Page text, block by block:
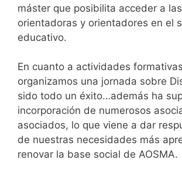
máster que posibilita acceder a
orientadoras y orientadores en el
educativo.
En cuanto a actividades
organizamos una jornada sobre
sido todo un éxito…además ha
incorporación de numerosos
asociados, lo que viene a dar
de nuestras necesidades más
renovar la base social de AOSMA.